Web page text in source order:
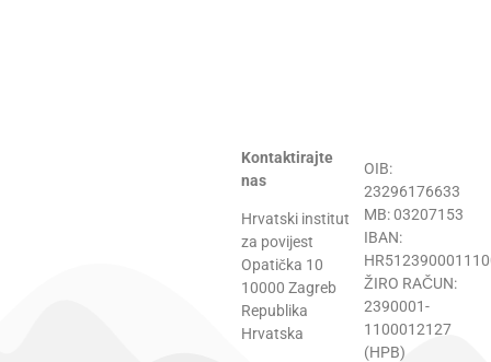
Kontaktirajte
nas
Hrvatski institut
za povijest
Opatička 10
10000 Zagreb
Republika
Hrvatska
OIB:
23296176633
MB: 03207153
IBAN:
ŽIRO RAČUN:
2390001-
1100012127
(HPB)